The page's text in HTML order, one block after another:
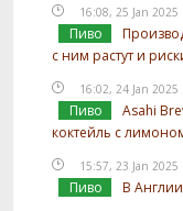
16:08, 25 Jan 2025
Пиво
с ним растут и
16:02, 24 Jan 2025
Пиво
Asahi
коктейль с
15:57, 23 Jan 2025
Пиво В